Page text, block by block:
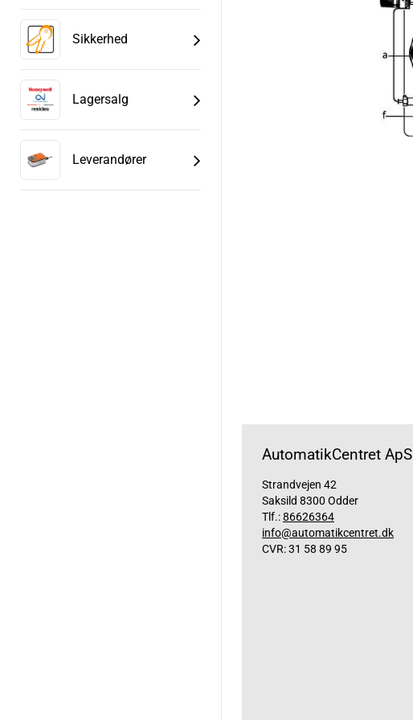
Sikkerhed
Lagersalg
Leverandører
AutomatikCentret ApS
Strandvejen 42
Saksild 8300 Odder
Tlf.:86626364
info@automatikcentret.dk
CVR: 31 58 89 95